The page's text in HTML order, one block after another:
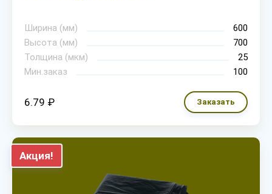
Ширина (мм)
600
Высота (мм)
700
Толщина (мкм)
25
Мин.заказ
100
6.79 ₽ Заказать
Акция!